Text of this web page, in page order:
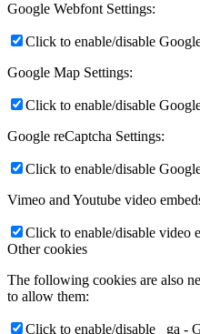
Google Webfont Settings:
Click to enable/disable
Google Map Settings:
Click to enable/disable
Google reCaptcha Settings:
Click to enable/disable
Vimeo and Youtube video
Click to enable/disable video
Other cookies
The following cookies are also
to allow them:
Click to enable/disable _ga -